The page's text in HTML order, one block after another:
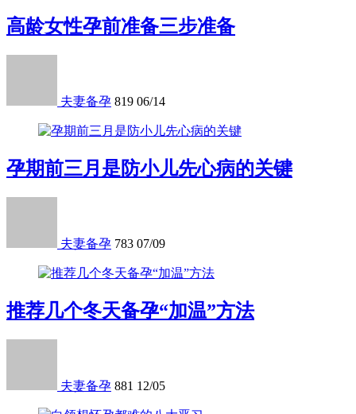
高龄女性孕前准备三步准备
夫妻备孕 819 06/14
孕期前三月是防小儿先心病的关键
夫妻备孕 783 07/09
推荐几个冬天备孕“加温”方法
夫妻备孕 881 12/05